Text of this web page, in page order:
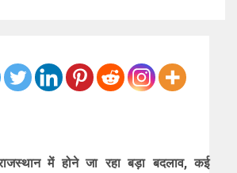
में होने जा रहा बड़ा बदलाव, कई